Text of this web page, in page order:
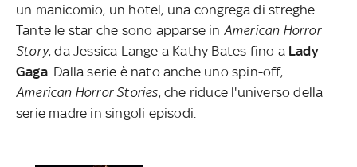
un manicomio, un hotel, una congrega di streghe.
Tante le star che sono apparse in American Horror
Story, da Jessica Lange a Kathy Bates fino a Lady
Gaga. Dalla serie è nato anche uno spin-off,
American Horror Stories, che riduce l'universo della
serie madre in singoli episodi.